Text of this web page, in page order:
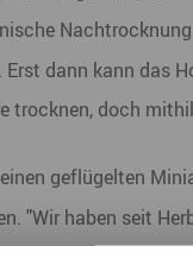
dann kann das
trocknen, doch
geflügelten
"Wir haben seit
Herz und die